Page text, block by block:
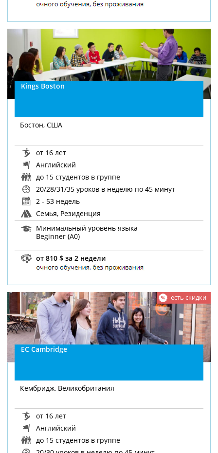
Kings Boston
Бостон, США
от 16 лет
Английский
до 15 студентов в группе
20/28/31/35 уроков в неделю по 45 минут
2 - 53 недель
Семья, Резиденция
Минимальный уровень языка
Beginner (A0)
от 810 $ за 2 недели
EC Cambridge
есть скидки
Кембридж, Великобритания
от 16 лет
Английский
до 15 студентов в группе